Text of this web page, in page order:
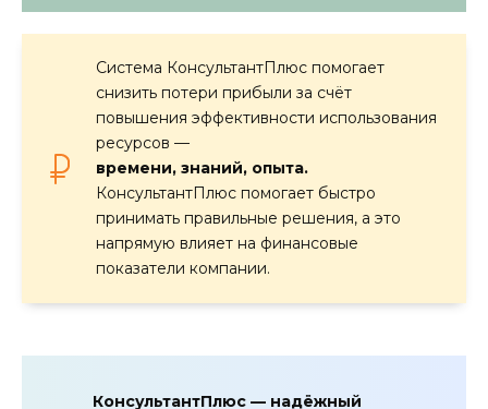
Система КонсультантПлюс помогает
снизить потери прибыли за счёт
повышения эффективности использования
ресурсов —
времени, знаний, опыта.
КонсультантПлюс помогает быстро
принимать правильные решения, а это
напрямую влияет на финансовые
показатели компании.
КонсультантПлюс — надёжный